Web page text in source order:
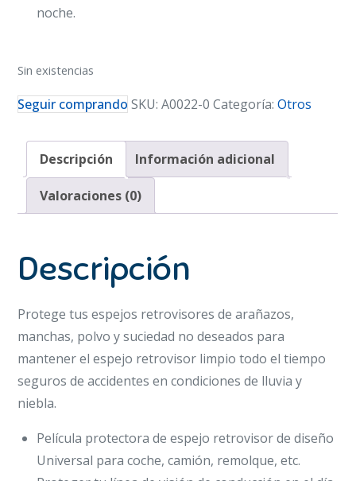
noche.
Sin existencias
Seguir comprando SKU:A0022-0 Categoría:Otros
Descripción Información adicional
Valoraciones (0)
Descripción
Protege tus espejos retrovisores de arañazos,
manchas, polvo y suciedad no deseados para
mantener el espejo retrovisor limpio todo el tiempo
seguros de accidentes en condiciones de lluvia y
niebla.
Película protectora de espejo retrovisor de diseño
Universal para coche, camión, remolque, etc.